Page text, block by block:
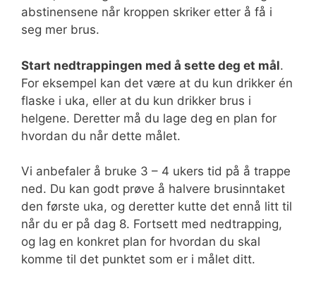
abstinensene når kroppen skriker etter å få i
seg mer brus.
Start nedtrappingen med å sette deg et mål.
For eksempel kan det være at du kun drikker én
flaske i uka, eller at du kun drikker brus i
helgene. Deretter må du lage deg en plan for
hvordan du når dette målet.
Vi anbefaler å bruke 3 – 4 ukers tid på å trappe
ned. Du kan godt prøve å halvere brusinntaket
den første uka, og deretter kutte det ennå litt til
når du er på dag 8. Fortsett med nedtrapping,
og lag en konkret plan for hvordan du skal
komme til det punktet som er i målet ditt.